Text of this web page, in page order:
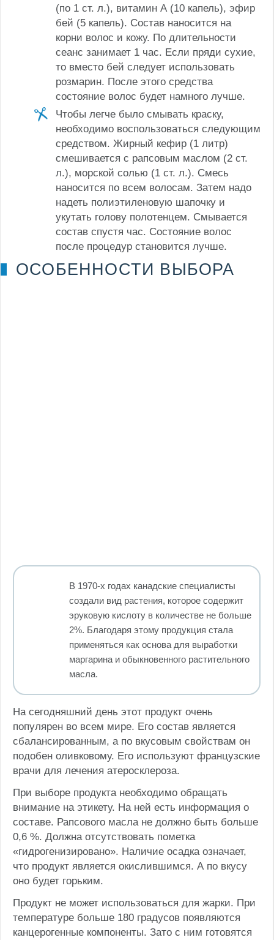
(по 1 ст. л.), витамин А (10 капель), эфир
бей (5 капель). Состав наносится на
корни волос и кожу. По длительности
сеанс занимает 1 час. Если пряди сухие,
то вместо бей следует использовать
розмарин. После этого средства
состояние волос будет намного лучше.
Чтобы легче было смывать краску,
необходимо воспользоваться следующим
средством. Жирный кефир (1 литр)
смешивается с рапсовым маслом (2 ст.
л.), морской солью (1 ст. л.). Смесь
наносится по всем волосам. Затем надо
надеть полиэтиленовую шапочку и
укутать голову полотенцем. Смывается
состав спустя час. Состояние волос
после процедур становится лучше.
ОСОБЕННОСТИ ВЫБОРА
В 1970-х годах канадские специалисты
создали вид растения, которое содержит
эруковую кислоту в количестве не больше
2%. Благодаря этому продукция стала
применяться как основа для выработки
маргарина и обыкновенного растительного
масла.
На сегодняшний день этот продукт очень
популярен во всем мире. Его состав является
сбалансированным, а по вкусовым свойствам он
подобен оливковому. Его используют французские
врачи для лечения атеросклероза.
При выборе продукта необходимо обращать
внимание на этикету. На ней есть информация о
составе. Рапсового масла не должно быть больше
0,6 %. Должна отсутствовать пометка
«гидрогенизировано». Наличие осадка означает,
что продукт является окислившимся. А по вкусу
оно будет горьким.
Продукт не может использоваться для жарки. При
температуре больше 180 градусов появляются
канцерогенные компоненты. Зато с ним готовятся